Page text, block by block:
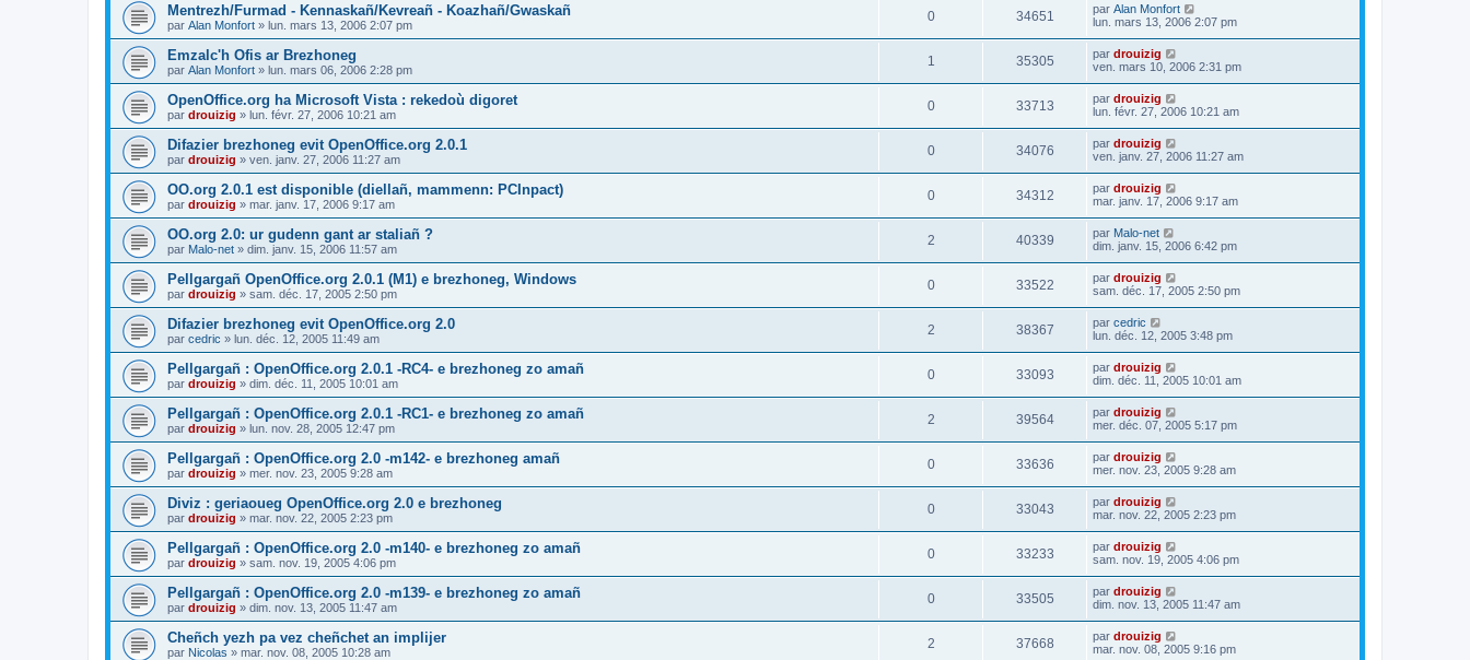
Mentrezh/Furmad - Kennaskañ/Kevreañ - Koazhañ/Gwaskañ
par Alan Monfort » lun. mars 13, 2006 2:07 pm
0 34651 par Alan Monfort
lun. mars 13, 2006 2:07 pm
Emzalc'h Ofis ar Brezhoneg
par Alan Monfort » lun. mars 06, 2006 2:28 pm
1 35305 par drouizig
ven. mars 10, 2006 2:31 pm
OpenOffice.org ha Microsoft Vista : rekedoù digoret
par drouizig » lun. févr. 27, 2006 10:21 am
0 33713 par drouizig
lun. févr. 27, 2006 10:21 am
Difazier brezhoneg evit OpenOffice.org 2.0.1
par drouizig » ven. janv. 27, 2006 11:27 am
0 34076 par drouizig
ven. janv. 27, 2006 11:27 am
OO.org 2.0.1 est disponible (diellañ, mammenn: PCInpact)
par drouizig » mar. janv. 17, 2006 9:17 am
0 34312 par drouizig
mar. janv. 17, 2006 9:17 am
OO.org 2.0: ur gudenn gant ar staliañ ?
par Malo-net » dim. janv. 15, 2006 11:57 am
2 40339 par Malo-net
dim. janv. 15, 2006 6:42 pm
Pellgargañ OpenOffice.org 2.0.1 (M1) e brezhoneg, Windows
par drouizig » sam. déc. 17, 2005 2:50 pm
0 33522 par drouizig
sam. déc. 17, 2005 2:50 pm
Difazier brezhoneg evit OpenOffice.org 2.0
par cedric » lun. déc. 12, 2005 11:49 am
2 38367 par cedric
lun. déc. 12, 2005 3:48 pm
Pellgargañ : OpenOffice.org 2.0.1 -RC4- e brezhoneg zo amañ
par drouizig » dim. déc. 11, 2005 10:01 am
0 33093 par drouizig
dim. déc. 11, 2005 10:01 am
Pellgargañ : OpenOffice.org 2.0.1 -RC1- e brezhoneg zo amañ
par drouizig » lun. nov. 28, 2005 12:47 pm
2 39564 par drouizig
mer. déc. 07, 2005 5:17 pm
Pellgargañ : OpenOffice.org 2.0 -m142- e brezhoneg amañ
par drouizig » mer. nov. 23, 2005 9:28 am
0 33636 par drouizig
mer. nov. 23, 2005 9:28 am
Diviz : geriaoueg OpenOffice.org 2.0 e brezhoneg
par drouizig » mar. nov. 22, 2005 2:23 pm
0 33043 par drouizig
mar. nov. 22, 2005 2:23 pm
Pellgargañ : OpenOffice.org 2.0 -m140- e brezhoneg zo amañ
par drouizig » sam. nov. 19, 2005 4:06 pm
0 33233 par drouizig
sam. nov. 19, 2005 4:06 pm
Pellgargañ : OpenOffice.org 2.0 -m139- e brezhoneg zo amañ
par drouizig » dim. nov. 13, 2005 11:47 am
0 33505 par drouizig
dim. nov. 13, 2005 11:47 am
Cheñch yezh pa vez cheñchet an implijer
par Nicolas » mar. nov. 08, 2005 10:28 am
2 37668 par drouizig
mar. nov. 08, 2005 9:16 pm